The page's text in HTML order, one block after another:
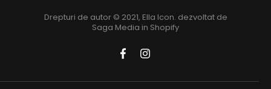
Drepturi de autor © 2021, Ella Icon. dezvoltat de
Saga Media in Shopify